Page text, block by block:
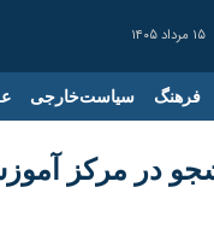
۱۵ مرداد ۱۴۰۵
فرهنگ سیاست‌خارجی